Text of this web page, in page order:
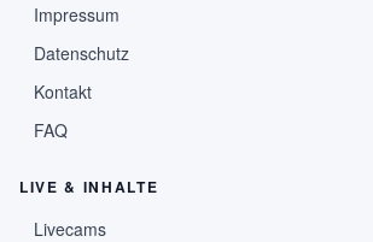
Impressum
Datenschutz
Kontakt
FAQ
LIVE & INHALTE
Livecams